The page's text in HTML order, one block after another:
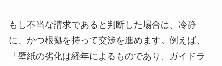
もし不当な請求であると判断した場合は、冷静
に、かつ根拠を持って交渉を進めます。例えば、
「壁紙の劣化は経年によるものであり、ガイドラ